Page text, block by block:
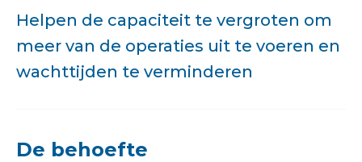
Helpen de capaciteit te vergroten om
meer van de operaties uit te voeren en
wachttijden te verminderen
De behoefte